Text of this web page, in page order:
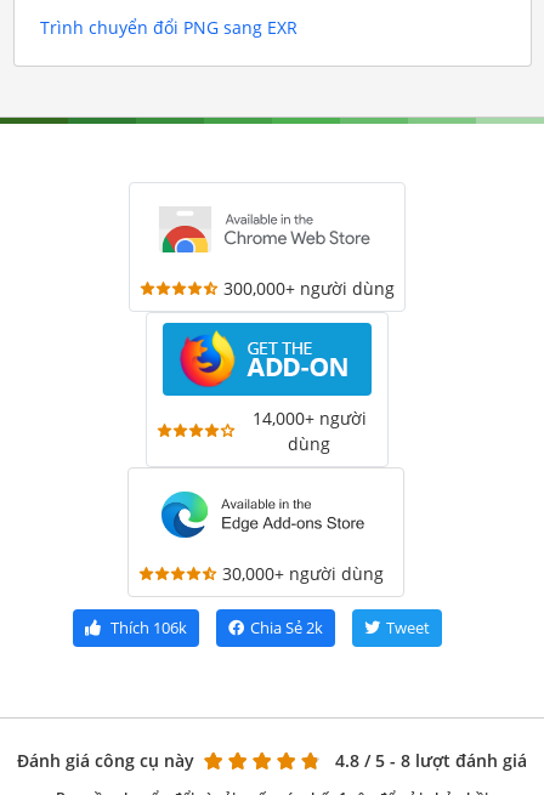
Trình chuyển đổi PNG sang EXR
300,000+ người dùng
14,000+ người
dùng
30,000+ người dùng
Thích 106k Chia Sẻ2k Tweet
Đánh giá công cụ này 4.8 / 5 - 8 lượt đánh giá